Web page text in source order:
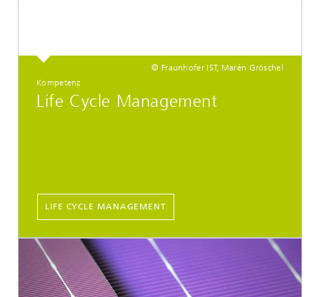
© Fraunhofer IST, Marén Gröschel
Kompetenz
Life Cycle Management
LIFE CYCLE MANAGEMENT